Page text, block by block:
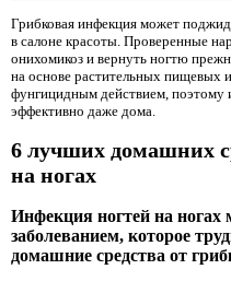
Грибковая инфекция может
в салоне красоты. Проверенные
онихомикоз и вернуть ногтю
на основе растительных пищевых
фунгицидным действием, поэтому
эффективно даже дома.
6 лучших домашних
на ногах
Инфекция ногтей на
заболеванием, которое
домашние средства от